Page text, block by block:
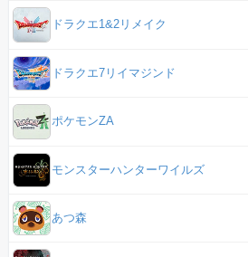
ドラクエ1&2リメイク
ドラクエ7リイマジンド
ポケモンZA
モンスターハンターワイルズ
あつ森